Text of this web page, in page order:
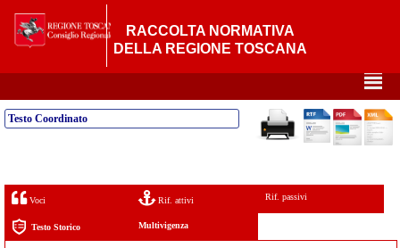
RACCOLTA NORMATIVA
DELLA REGIONE TOSCANA
²
Testo Coordinato
Voci Rif. attivi Rif. passivi
Testo Storico Multivigenza